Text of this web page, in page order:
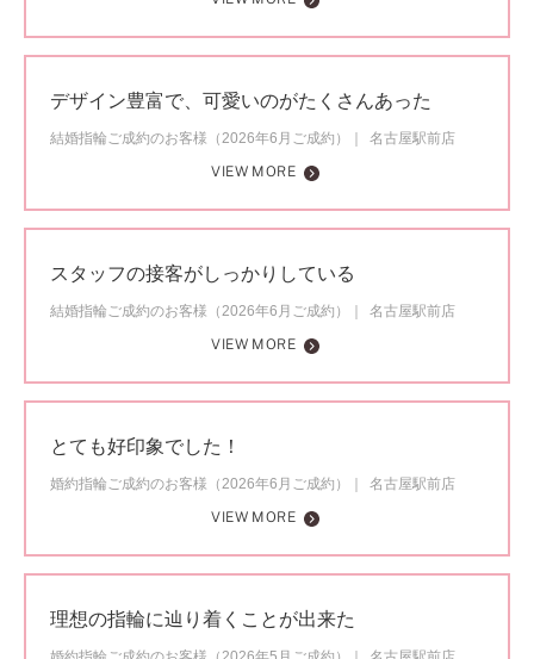
デザイン豊富で、可愛いのがたくさんあった
結婚指輪ご成約のお客様（2026年6月ご成約）
名古屋駅前店
VIEW MORE
スタッフの接客がしっかりしている
結婚指輪ご成約のお客様（2026年6月ご成約）
名古屋駅前店
VIEW MORE
とても好印象でした！
婚約指輪ご成約のお客様（2026年6月ご成約）
名古屋駅前店
VIEW MORE
理想の指輪に辿り着くことが出来た